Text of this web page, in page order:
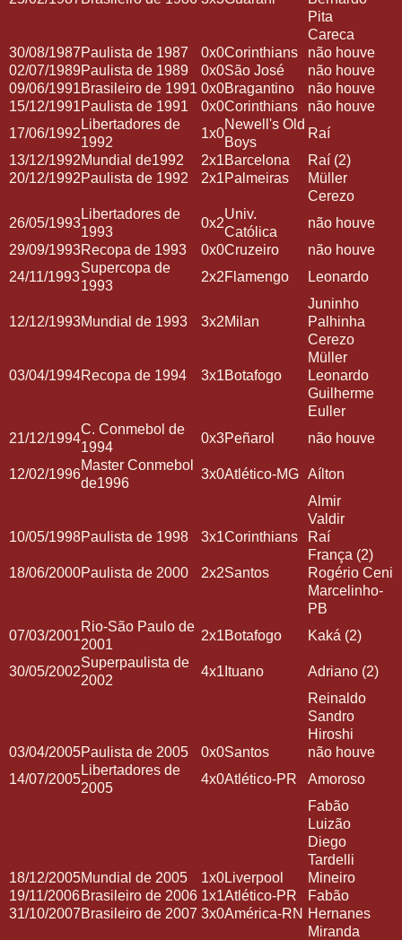
Pita
Careca
30/08/1987Paulista de 1987 0x0Corinthians
não houve
02/07/1989Paulista de 1989 0x0São José
não houve
09/06/1991Brasileiro de 1991 0x0Bragantino
não houve
15/12/1991Paulista de 1991 0x0Corinthians
não houve
17/06/1992
Libertadores de
1992
1x0
Newell's Old
Boys
Raí
13/12/1992Mundial de1992 2x1Barcelona
Raí (2)
20/12/1992Paulista de 1992 2x1Palmeiras
Müller
Cerezo
26/05/1993
Libertadores de
1993
0x2
Univ.
Católica
não houve
29/09/1993Recopa de 1993 0x0Cruzeiro
não houve
24/11/1993
Supercopa de
1993
2x2Flamengo
Leonardo
Juninho
12/12/1993Mundial de 1993 3x2Milan
Palhinha
Cerezo
Müller
03/04/1994Recopa de 1994 3x1Botafogo
Leonardo
Guilherme
Euller
21/12/1994
C. Conmebol de
1994
0x3Peñarol não houve
12/02/1996
Master Conmebol
de1996
3x0Atlético-MG Aílton
Almir
Valdir
10/05/1998Paulista de 1998 3x1Corinthians
Raí
França (2)
18/06/2000Paulista de 2000 2x2Santos
Rogério Ceni
Marcelinho-
PB
07/03/2001
Rio-São Paulo de
2001
2x1Botafogo Kaká (2)
30/05/2002
Superpaulista de
2002
4x1 Ituano
Adriano (2)
Reinaldo
Sandro
Hiroshi
03/04/2005Paulista de 2005 0x0Santos
não houve
14/07/2005
Libertadores de
2005
4x0Atlético-PR
Amoroso
Fabão
Luizão
Diego
Tardelli
18/12/2005Mundial de 2005 1x0Liverpool
Mineiro
19/11/2006Brasileiro de 2006 1x1Atlético-PR
Fabão
31/10/2007Brasileiro de 2007 3x0América-RN Hernanes
Miranda